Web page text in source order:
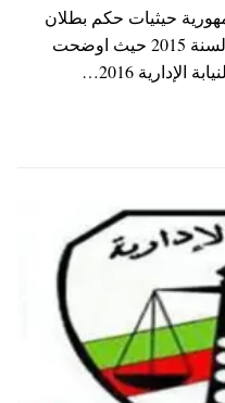
حيثيات حكم بطلان
تعيينات النيابة الإدارية اعلان رقم 1 لسنة 2015 حيث اوضحت
2016…